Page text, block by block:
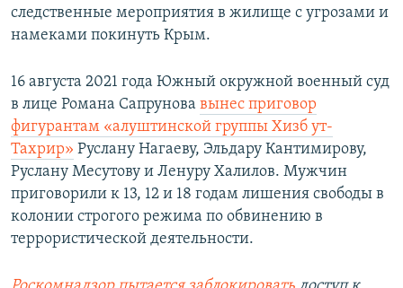
следственные мероприятия в жилище с угрозами и
намеками покинуть Крым.
16 августа 2021 года Южный окружной военный суд
в лице Романа Сапрунова вынес приговор
фигурантам «алуштинской группы Хизб ут-
Тахрир» Руслану Нагаеву, Эльдару Кантимирову,
Руслану Месутову и Ленуру Халилов. Мужчин
приговорили к 13, 12 и 18 годам лишения свободы в
колонии строгого режима по обвинению в
террористической деятельности.